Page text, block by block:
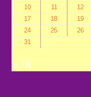
10
11 12
17
18 19
24
25 26
31
« 7月